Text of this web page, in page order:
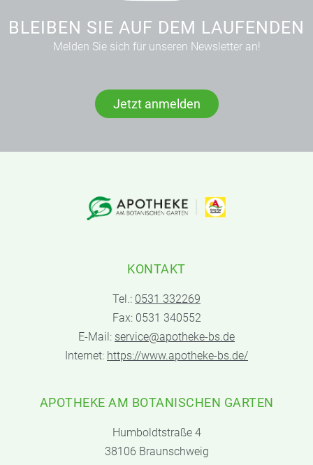
BLEIBEN SIE AUF DEM LAUFENDEN
Melden Sie sich für unseren Newsletter an!
Jetzt anmelden
KONTAKT
Tel.: 0531 332269
Fax: 0531 340552
E-Mail: service@apotheke-bs.de
Internet: https://www.apotheke-bs.de/
APOTHEKE AM BOTANISCHEN GARTEN
Humboldtstraße 4
38106 Braunschweig